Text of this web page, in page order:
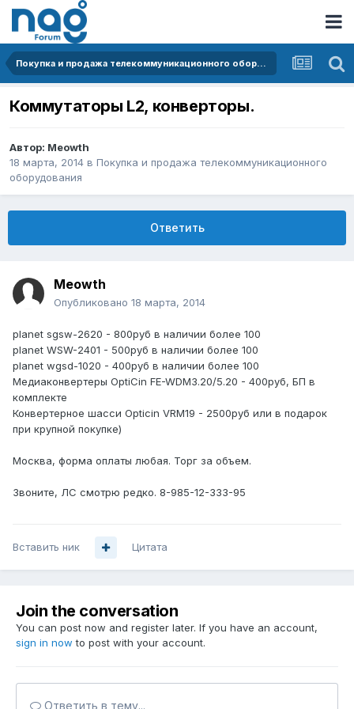
Покупка и продажа телекоммуникационного оборудования
Коммутаторы L2, конверторы.
Автор: Meowth
18 марта, 2014 в Покупка и продажа телекоммуникационного
оборудования
Ответить
Meowth
Опубликовано 18 марта, 2014
planet sgsw-2620 - 800руб в наличии более 100
planet WSW-2401 - 500руб в наличии более 100
planet wgsd-1020 - 400руб в наличии более 100
Медиаконвертеры OptiCin FE-WDM3.20/5.20 - 400руб, БП в
комплекте
Конвертерное шасси Opticin VRM19 - 2500руб или в подарок
при крупной покупке)
Москва, форма оплаты любая. Торг за объем.
Звоните, ЛС смотрю редко. 8-985-12-ЗЗЗ-95
Вставить ник Цитата
Join the conversation
You can post now and register later. If you have an account,
sign in now to post with your account.
Ответить в тему...